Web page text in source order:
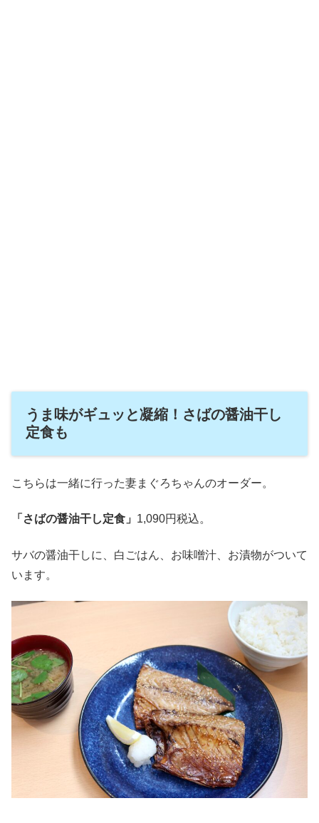
うま味がギュッと凝縮！さばの醤油干し
定食も
こちらは一緒に行った妻まぐろちゃんのオーダー。
「さばの醤油干し定食」 1,090円税込。
サバの醤油干しに、白ごはん、お味噌汁、お漬物がついて
います。